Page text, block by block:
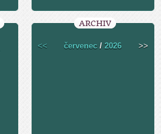
ARCHIV
<< červenec /2026 >>